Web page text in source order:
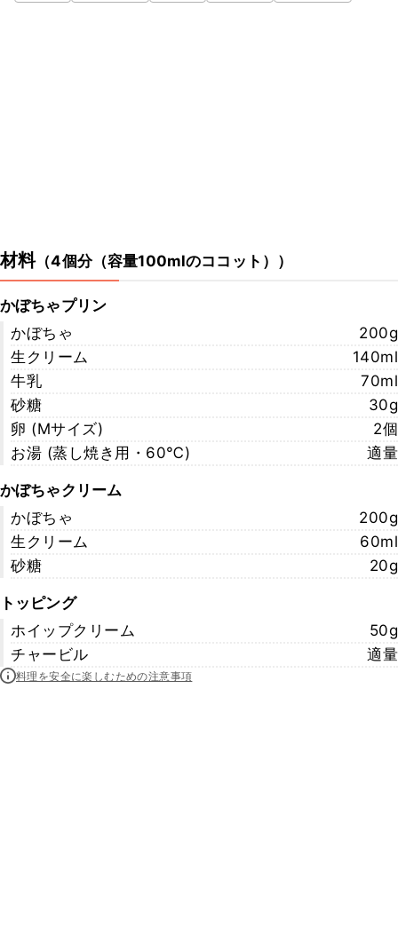
材料（4個分（容量100mlのココット） ）
かぼちゃプリン
かぼちゃ
200g
生クリーム
140ml
牛乳
70ml
砂糖
30g
卵 (Mサイズ)
2個
お湯 (蒸し焼き用・60℃)
適量
かぼちゃクリーム
かぼちゃ
200g
生クリーム
60ml
砂糖
20g
トッピング
ホイップクリーム
50g
チャービル
適量
料理を安全に楽しむための注意事項